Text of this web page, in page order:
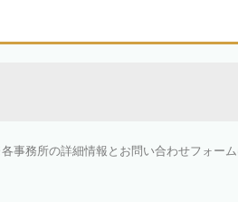
各事務所の詳細情報とお問い合わせフォー